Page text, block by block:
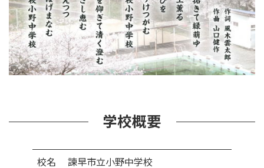
学校概要
校名 諫早市立小野中学校